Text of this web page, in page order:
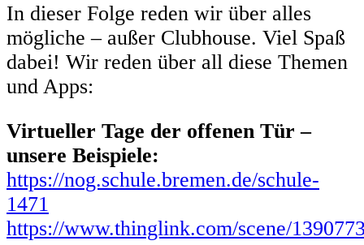
In dieser Folge reden wir über alles
mögliche – außer Clubhouse. Viel Spaß
dabei! Wir reden über all diese Themen
und Apps:
Virtueller Tage der offenen Tür –
unsere Beispiele:
https://nog.schule.bremen.de/schule-
1471
https://www.thinglink.com/scene/